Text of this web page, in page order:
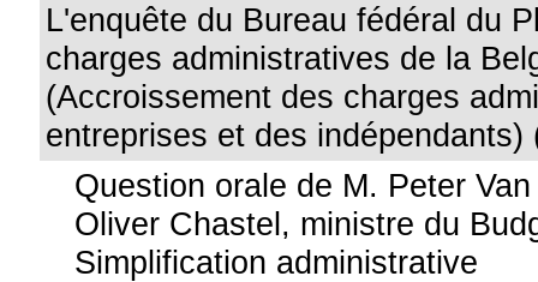
L'enquête du Bureau fédéral du
charges administratives de la
(Accroissement des charges
entreprises et des indépendants)
Question orale de M. Peter
Oliver Chastel, ministre du
Simplification administrative